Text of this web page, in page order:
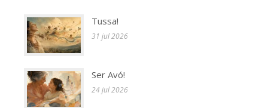
Tussa!
31 jul 2026
Ser Avó!
24 jul 2026